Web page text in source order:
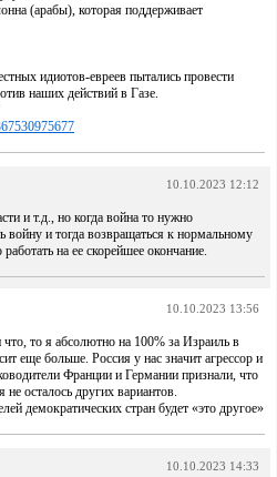
(арабы), которая поддерживает
идиотов-евреев пытались провести
наших действий в Газе.
10.10.2023 12:12
и т.д., но когда война то нужно
войну и тогда возвращаться к нормальному
на ее скорейшее окончание.
10.10.2023 13:56
то я абсолютно на 100% за Израиль в
еще больше. Россия у нас значит агрессор и
Франции и Германии признали, что
осталось других вариантов.
демократических стран будет «это другое»
10.10.2023 14:33